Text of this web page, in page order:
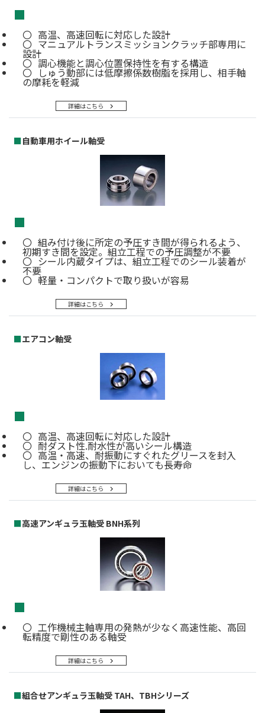
詳細はこちら
■
高温、高速回転に対応した設計
マニュアルトランスミッションクラッチ部専用に
設計
調心機能と調心位置保持性を有する構造
しゅう動部には低摩擦係数樹脂を採用し、相手軸
の摩耗を軽減
■自動車用ホイール軸受
詳細はこちら
■
組み付け後に所定の予圧すき間が得られるよう、
初期すき間を設定。組立工程での予圧調整が不要
シール内蔵タイプは、組立工程でのシール装着が
不要
軽量・コンパクトで取り扱いが容易
■エアコン軸受
詳細はこちら
■
高温、高速回転に対応した設計
耐ダスト性.耐水性が高いシール構造
高温・高速、耐振動にすぐれたグリースを封入
し、エンジンの振動下においても長寿命
■高速アンギュラ玉軸受 BNH系列
詳細はこちら
■
工作機械主軸専用の発熱が少なく高速性能、高回
転精度で剛性のある軸受
■組合せアンギュラ玉軸受 TAH、TBHシリーズ